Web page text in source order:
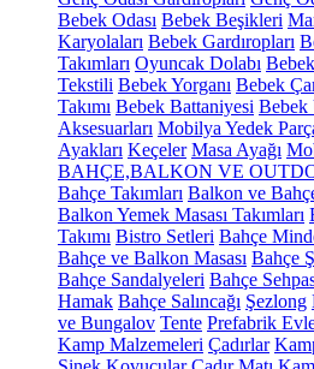
Bebek Odası Bebek Beşikleri
Karyolaları Bebek Gardıropları
Takımları Oyuncak Dolabı
Tekstili Bebek Yorganı Bebek
Takımı Bebek Battaniyesi Bebek
Aksesuarları Mobilya Yedek
Ayakları Keçeler Masa Ayağı
BAHÇE,BALKON VE
Bahçe Takımları Balkon ve
Balkon Yemek Masası Takımları
Takımı Bistro Setleri Bahçe
Bahçe ve Balkon Masası Bahçe
Bahçe Sandalyeleri Bahçe
Hamak Bahçe Salıncağı Şezlong
ve Bungalov Tente Prefabrik
Kamp Malzemeleri Çadırlar